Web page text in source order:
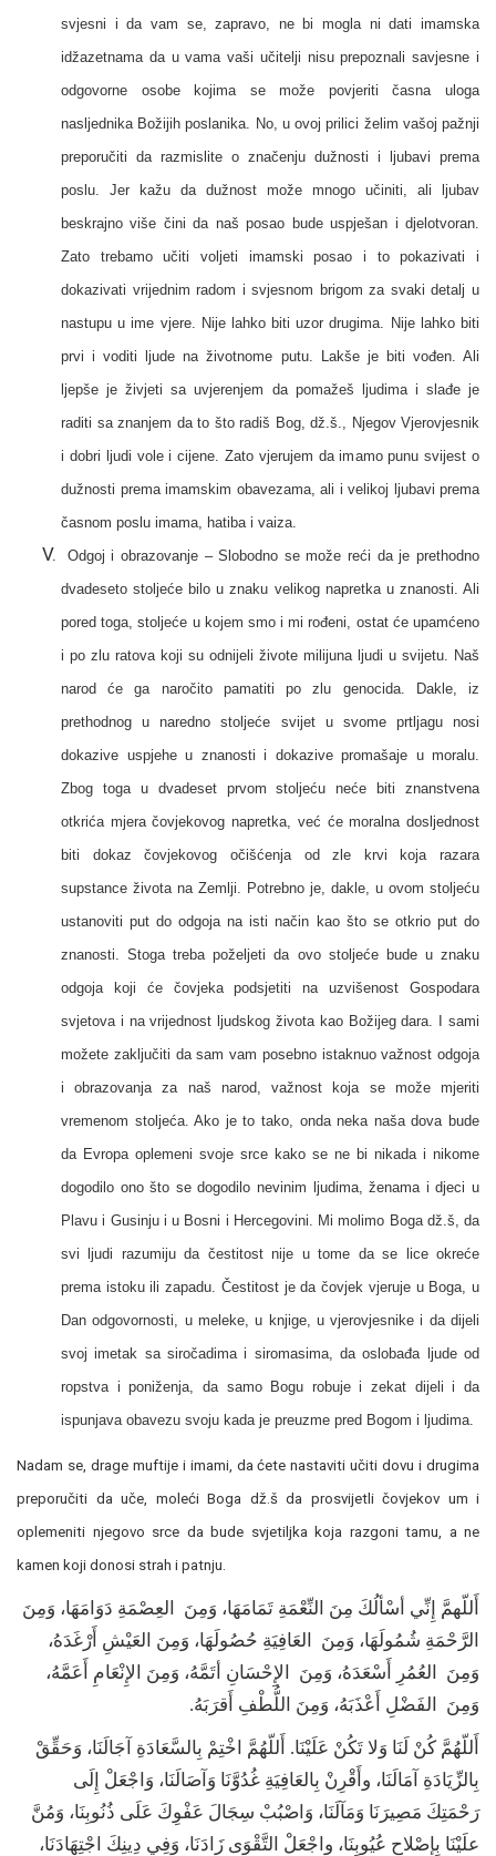
svjesni i da vam se, zapravo, ne bi mogla ni dati imamska
idžazetnama da u vama vaši učitelji nisu prepoznali savjesne i
odgovorne osobe kojima se može povjeriti časna uloga
nasljednika Božijih poslanika. No, u ovoj prilici želim vašoj pažnji
preporučiti da razmislite o značenju dužnosti i ljubavi prema
poslu. Jer kažu da dužnost može mnogo učiniti, ali ljubav
beskrajno više čini da naš posao bude uspješan i djelotvoran.
Zato trebamo učiti voljeti imamski posao i to pokazivati i
dokazivati vrijednim radom i svjesnom brigom za svaki detalj u
nastupu u ime vjere. Nije lahko biti uzor drugima. Nije lahko biti
prvi i voditi ljude na životnome putu. Lakše je biti vođen. Ali
ljepše je živjeti sa uvjerenjem da pomažeš ljudima i slađe je
raditi sa znanjem da to što radiš Bog, dž.š., Njegov Vjerovjesnik
i dobri ljudi vole i cijene. Zato vjerujem da imamo punu svijest o
dužnosti prema imamskim obavezama, ali i velikoj ljubavi prema
časnom poslu imama, hatiba i vaiza.
Odgoj i obrazovanje –Slobodno se može reći da je prethodno
dvadeseto stoljeće bilo u znaku velikog napretka u znanosti. Ali
pored toga, stoljeće u kojem smo i mi rođeni, ostat će upamćeno
i po zlu ratova koji su odnijeli živote milijuna ljudi u svijetu. Naš
narod će ga naročito pamatiti po zlu genocida. Dakle, iz
prethodnog u naredno stoljeće svijet u svome prtljagu nosi
dokazive uspjehe u znanosti i dokazive promašaje u moralu.
Zbog toga u dvadeset prvom stoljeću neće biti znanstvena
otkrića mjera čovjekovog napretka, već će moralna dosljednost
biti dokaz čovjekovog očišćenja od zle krvi koja razara
supstance života na Zemlji. Potrebno je, dakle, u ovom stoljeću
ustanoviti put do odgoja na isti način kao što se otkrio put do
znanosti. Stoga treba poželjeti da ovo stoljeće bude u znaku
odgoja koji će čovjeka podsjetiti na uzvišenost Gospodara
svjetova i na vrijednost ljudskog života kao Božijeg dara. I sami
možete zaključiti da sam vam posebno istaknuo važnost odgoja
i obrazovanja za naš narod, važnost koja se može mjeriti
vremenom stoljeća. Ako je to tako, onda neka naša dova bude
da Evropa oplemeni svoje srce kako se ne bi nikada i nikome
dogodilo ono što se dogodilo nevinim ljudima, ženama i djeci u
Plavu i Gusinju i u Bosni i Hercegovini. Mi molimo Boga dž.š, da
svi ljudi razumiju da čestitost nije u tome da se lice okreće
prema istoku ili zapadu. Čestitost je da čovjek vjeruje u Boga, u
Dan odgovornosti, u meleke, u knjige, u vjerovjesnike i da dijeli
svoj imetak sa siročadima i siromasima, da oslobađa ljude od
ropstva i poniženja, da samo Bogu robuje i zekat dijeli i da
ispunjava obavezu svoju kada je preuzme pred Bogom i ljudima.
Nadam se, drage muftije i imami, da ćete nastaviti učiti dovu i drugima
preporučiti da uče, moleći Boga dž.š da prosvijetli čovjekov um i
oplemeniti njegovo srce da bude svjetiljka koja razgoni tamu, a ne
kamen koji donosi strah i patnju.
أَللّهمَّ إِنِّي أسْألُكَ مِنَ النِّعْمَةِ تَمَامَهَا، وَمِنَ العِصْمَةِ دَوَامَهَا، وَمِنَ
الرَّحْمَةِ شُمُولَهَا، وَمِنَ العَافِيَةِ حُصُولَهَا، وَمِنَ العَيْشِ أَرْغَدَهُ،
وَمِنَ العُمُرِ أَسْعَدَهُ، وَمِنَ الإِحْسَانِ أتَمَّهُ، وَمِنَ الإِنْعَامِ أَعَمَّهُ،
وَمِنَ الفَضْلِ أَعْذَبَهُ، وَمِنَ اللُّطْفِ أَقرَبَهُ.
أَللّهُمَّ كُنْ لَنَا وَلا تَكُنْ عَلَيْنَا. أَللّهُمَّ اخْتِمْ بِالسَّعَادَةِ آجَالَنَا، وَحَقِّقْ
بِالزِّيَادَةِ آمَالَنَا، وأَقْرِنْ بِالعَافِيَةِ غُدُوَّنَا وَآصَالَنَا، وَاجْعَلْ إِلَى
رَحْمَتِكَ مَصِيرَنَا وَمَآلَنَا، وَاصْبُبْ سِجَالَ عَفْوِكَ عَلَى ذُنُوبِنَا، وَمُنَّ
علَيْنَا بِإِصْلاحِ عُيُوبِنَا، واجْعَلْ التَّقْوَى زَادَنَا، وَفِي دِينِكَ اجْتِهَادَنَا،